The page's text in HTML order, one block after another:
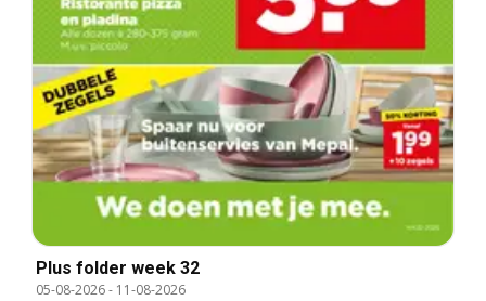
Plus folder week 32
05-08-2026- 11-08-2026